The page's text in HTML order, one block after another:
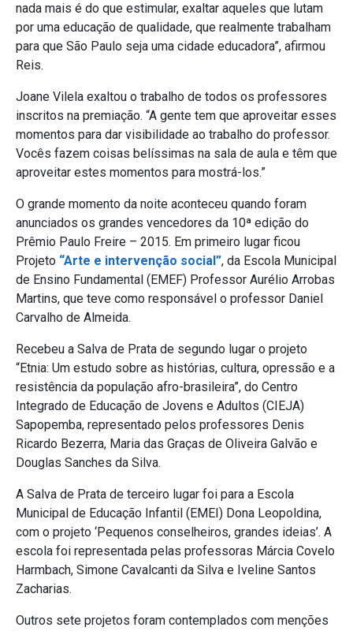
nada mais é do que estimular, exaltar aqueles que lutam
por uma educação de qualidade, que realmente trabalham
para que São Paulo seja uma cidade educadora”, afirmou
Reis.
Joane Vilela exaltou o trabalho de todos os professores
inscritos na premiação. “A gente tem que aproveitar esses
momentos para dar visibilidade ao trabalho do professor.
Vocês fazem coisas belíssimas na sala de aula e têm que
aproveitar estes momentos para mostrá-los.”
O grande momento da noite aconteceu quando foram
anunciados os grandes vencedores da 10ª edição do
Prêmio Paulo Freire – 2015. Em primeiro lugar ficou
Projeto “Arte e intervenção social”, da Escola Municipal
de Ensino Fundamental (EMEF) Professor Aurélio Arrobas
Martins, que teve como responsável o professor Daniel
Carvalho de Almeida.
Recebeu a Salva de Prata de segundo lugar o projeto
“Etnia: Um estudo sobre as histórias, cultura, opressão e a
resistência da população afro-brasileira”, do Centro
Integrado de Educação de Jovens e Adultos (CIEJA)
Sapopemba, representado pelos professores Denis
Ricardo Bezerra, Maria das Graças de Oliveira Galvão e
Douglas Sanches da Silva.
A Salva de Prata de terceiro lugar foi para a Escola
Municipal de Educação Infantil (EMEI) Dona Leopoldina,
com o projeto ‘Pequenos conselheiros, grandes ideias’. A
escola foi representada pelas professoras Márcia Covelo
Harmbach, Simone Cavalcanti da Silva e Iveline Santos
Zacharias.
Outros sete projetos foram contemplados com menções